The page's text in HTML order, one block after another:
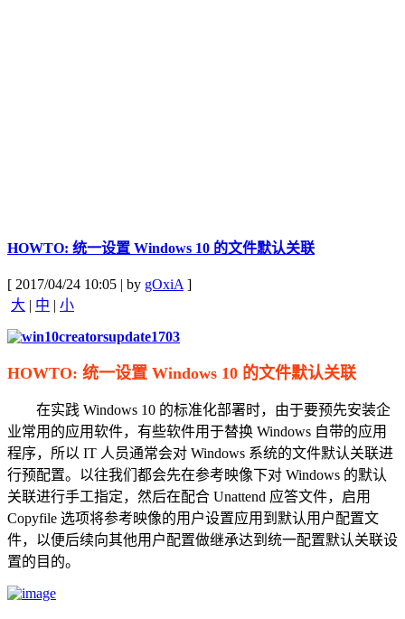
HOWTO: 统一设置 Windows 10 的文件默认关联
[ 2017/04/24 10:05 | by gOxiA]
大 | 中 | 小
HOWTO: 统一设置 Windows 10 的文件默认关联
在实践 Windows 10 的标准化部署时，由于要预先安装企
业常用的应用软件，有些软件用于替换 Windows 自带的应用
程序，所以 IT 人员通常会对 Windows 系统的文件默认关联进
行预配置。以往我们都会先在参考映像下对 Windows 的默认
关联进行手工指定，然后在配合 Unattend 应答文件，启用
Copyfile 选项将参考映像的用户设置应用到默认用户配置文
件，以便后续向其他用户配置做继承达到统一配置默认关联设
置的目的。